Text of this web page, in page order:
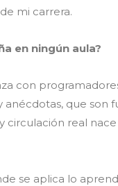
mi carrera.
en ningún aula?
con
anécdotas, que son
circulación real
se aplica lo